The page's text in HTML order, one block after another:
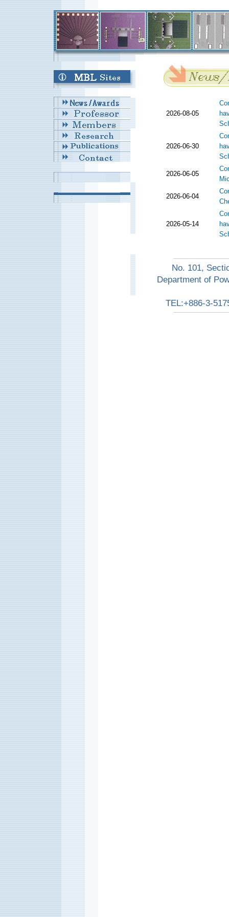
2026-08-05
2026-06-30
2026-06-05
2026-06-04
2026-05-14
No. 101,
Department of
TEL:+886-3-